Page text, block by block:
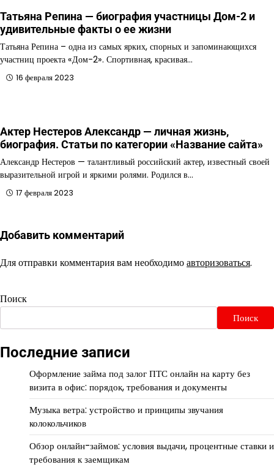
Татьяна Репина — биография участницы Дом-2 и
удивительные факты о ее жизни
Татьяна Репина – одна из самых ярких, спорных и запоминающихся
участниц проекта «Дом-2». Спортивная, красивая…
16 февраля 2023
Актер Нестеров Александр — личная жизнь,
биография. Статьи по категории «Название сайта»
Александр Нестеров — талантливый российский актер, известный своей
выразительной игрой и яркими ролями. Родился в…
17 февраля 2023
Добавить комментарий
Для отправки комментария вам необходимоавторизоваться.
Поиск
Поиск
Последние записи
Оформление займа под залог ПТС онлайн на карту без
визита в офис: порядок, требования и документы
Музыка ветра: устройство и принципы звучания
колокольчиков
Обзор онлайн-займов: условия выдачи, процентные ставки и
требования к заемщикам